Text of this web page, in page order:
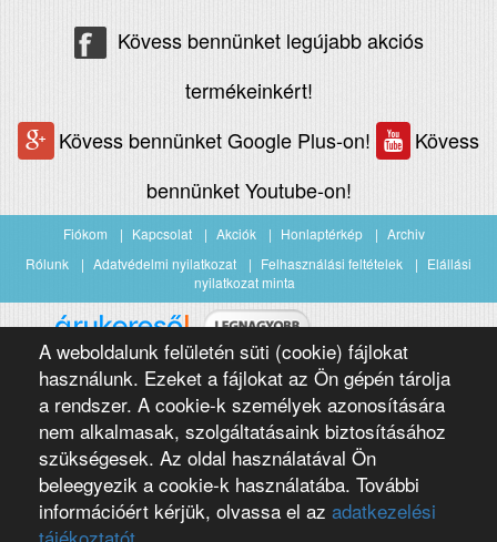
A weboldalunk felületén süti (cookie) fájlokat
használunk. Ezeket a fájlokat az Ön gépén tárolja
a rendszer. A cookie-k személyek azonosítására
nem alkalmasak, szolgáltatásaink biztosításához
szükségesek. Az oldal használatával Ön
beleegyezik a cookie-k használatába. További
információért kérjük, olvassa el az adatkezelési
Kövess bennünket legújabb akciós
termékeinkért!
Kövess bennünket Google Plus-on!
Kövess
bennünket Youtube-on!
Fiókom Kapcsolat Akciók Honlaptérkép
Archiv
Rólunk
Adatvédelmi nyilatkozat Felhasználási feltételek
Elállási
nyilatkozat minta
Copyright 2016 Négypólus Kft